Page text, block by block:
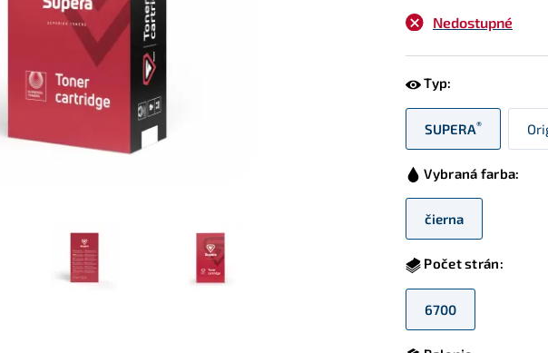
Nedostupné
Typ:
SUPERA®
Vybraná farba:
čierna
Počet strán:
6700